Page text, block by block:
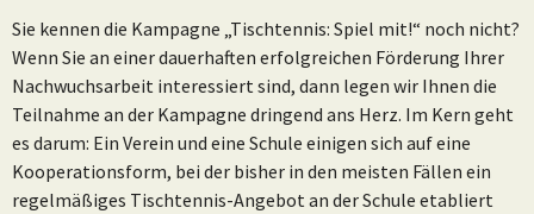
Sie kennen die Kampagne „Tischtennis: Spiel mit!“ noch nicht?
Wenn Sie an einer dauerhaften erfolgreichen Förderung Ihrer
Nachwuchsarbeit interessiert sind, dann legen wir Ihnen die
Teilnahme an der Kampagne dringend ans Herz. Im Kern geht
es darum: Ein Verein und eine Schule einigen sich auf eine
Kooperationsform, bei der bisher in den meisten Fällen ein
regelmäßiges Tischtennis-Angebot an der Schule etabliert